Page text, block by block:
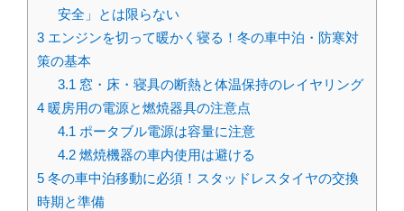
安全」とは限らない
3 エンジンを切って暖かく寝る！冬の車中泊・防寒対
策の基本
3.1 窓・床・寝具の断熱と体温保持のレイヤリング
4 暖房用の電源と燃焼器具の注意点
4.1 ポータブル電源は容量に注意
4.2燃焼機器の車内使用は避ける
5 冬の車中泊移動に必須！スタッドレスタイヤの交換
時期と準備